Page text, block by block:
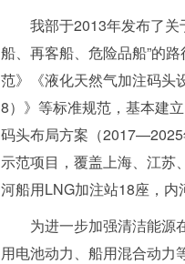
我部于2013年发布了关
船、再客船、危险品船”的
范》《液化天然气加注码头
8）》等标准规范，基本建
码头布局方案（2017—
示范项目，覆盖上海、江苏
河船用LNG加注站18座，内
为进一步加强清洁能源
用电池动力、船用混合动力